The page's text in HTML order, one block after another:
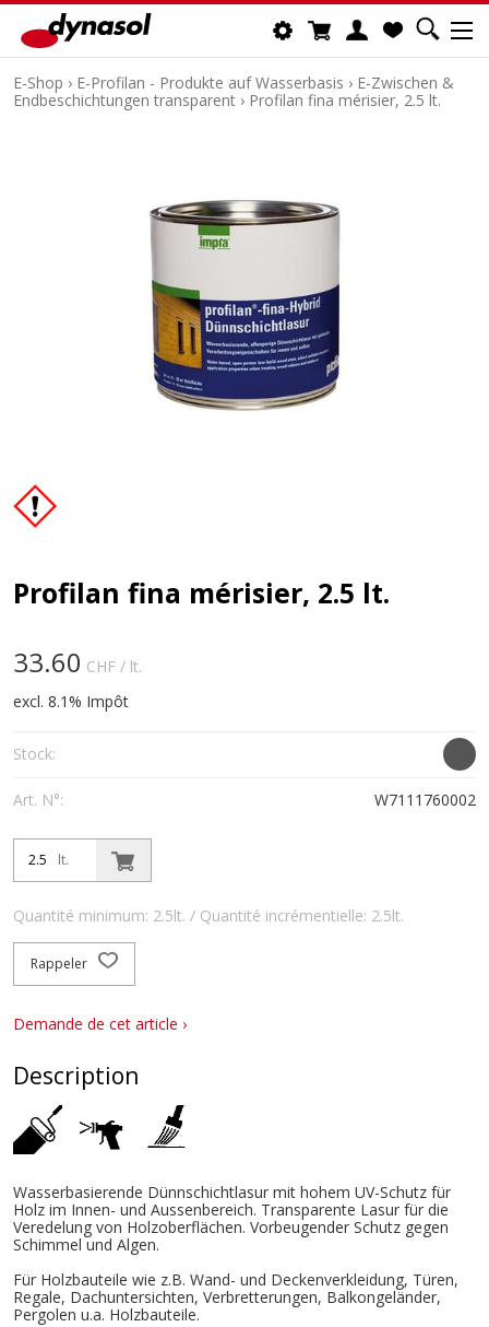
E-Shop › E-Profilan - Produkte auf Wasserbasis › E-Zwischen &
Endbeschichtungen transparent › Profilan fina mérisier, 2.5 lt.
Profilan fina mérisier, 2.5 lt.
33.60 CHF / lt.
excl. 8.1% Impôt
Stock:
Art. N°: W7111760002
lt.
Quantité minimum: 2.5lt. / Quantité incrémentielle: 2.5lt.
Rappeler
Demande de cet article ›
Description
Wasserbasierende Dünnschichtlasur mit hohem UV-Schutz für
Holz im Innen- und Aussenbereich. Transparente Lasur für die
Veredelung von Holzoberflächen. Vorbeugender Schutz gegen
Schimmel und Algen.
Für Holzbauteile wie z.B. Wand- und Deckenverkleidung, Türen,
Regale, Dachuntersichten, Verbretterungen, Balkongeländer,
Pergolen u.a. Holzbauteile.